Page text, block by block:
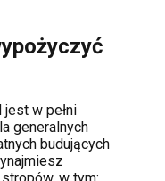
jest w pełni
generalnych
budujących
w tym: